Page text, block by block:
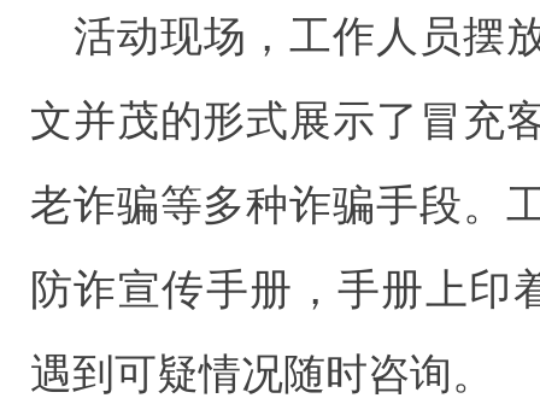
活动现场，工作人员摆
文并茂的形式展示了冒充
老诈骗等多种诈骗手段。
防诈宣传手册，手册上印
遇到可疑情况随时咨询。